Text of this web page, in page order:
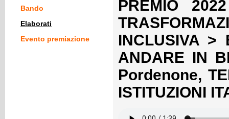
Bando
Elaborati
Evento premiazione
PREMIO
INCLUSIVA >
ANDARE IN
Pordenone,
ISTITUZIONI